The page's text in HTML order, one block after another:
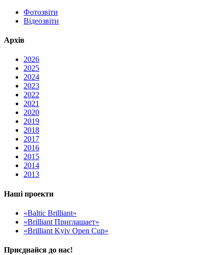
Фотозвіти
Відеозвіти
Архів
2026
2025
2024
2023
2022
2021
2020
2019
2018
2017
2016
2015
2014
2013
Наші проекти
«Baltic Brilliant»
«Brilliant Приглашает»
«Brilliant Kyiv Open Cup»
Приєднайся до нас!